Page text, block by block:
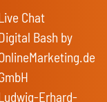
Chat
Bash by
Erhard-